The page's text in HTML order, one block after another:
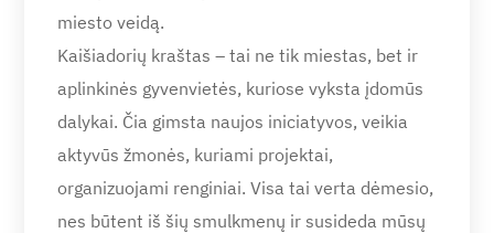
miesto veidą.
Kaišiadorių kraštas – tai ne tik miestas, bet ir
aplinkinės gyvenvietės, kuriose vyksta įdomūs
dalykai. Čia gimsta naujos iniciatyvos, veikia
aktyvūs žmonės, kuriami projektai,
organizuojami renginiai. Visa tai verta dėmesio,
nes būtent iš šių smulkmenų ir susideda mūsų